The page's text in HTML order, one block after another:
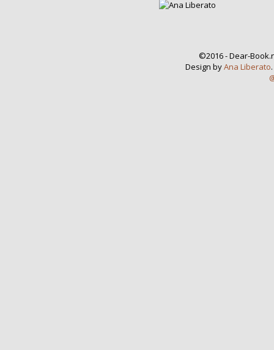
©2016 - Dear-
Design byAna Liberato